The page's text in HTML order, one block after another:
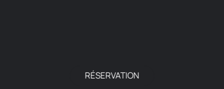
RÉSERVATION